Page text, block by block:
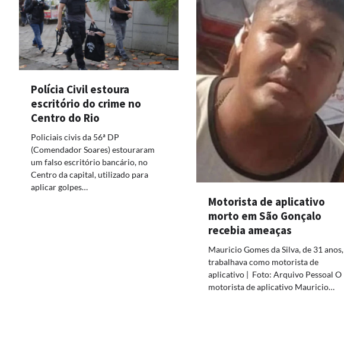
Polícia Civil estoura
escritório do crime no
Centro do Rio
Policiais civis da 56ª DP
(Comendador Soares) estouraram
um falso escritório bancário, no
Centro da capital, utilizado para
aplicar golpes…
Motorista de aplicativo
morto em São Gonçalo
recebia ameaças
Mauricio Gomes da Silva, de 31 anos,
trabalhava como motorista de
aplicativo | Foto: Arquivo Pessoal O
motorista de aplicativo Mauricio…